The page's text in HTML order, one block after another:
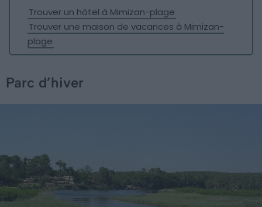
Trouver un hôtel à Mimizan-plage
Trouver une maison de vacances à Mimizan-
plage
Parc d’hiver